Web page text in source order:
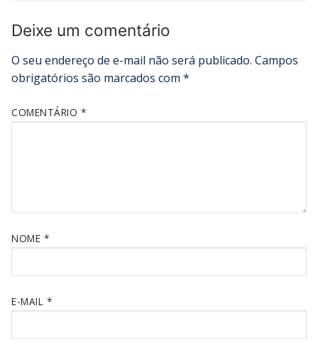
Deixe um comentário
O seu endereço de e-mail não será publicado. Campos
obrigatórios são marcados com *
COMENTÁRIO *
NOME *
E-MAIL *